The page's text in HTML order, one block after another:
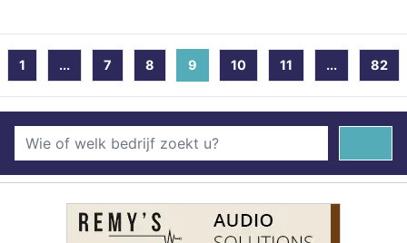
1 ... 7 8 9 (current)
10 11 ... 82